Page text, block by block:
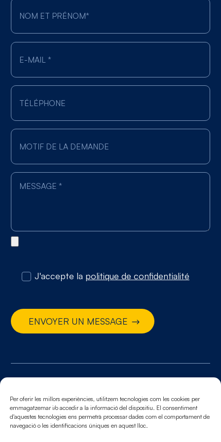
Per oferir les millors experiències, utilitzem tecnologies com les cookies per
emmagatzemar i/o accedir a la informació del dispositiu. El consentiment
d'aquestes tecnologies ens permetrà processar dades com el comportament de
navegació o les identificacions úniques en aquest lloc.
J'accepte la politique de confidentialité
ENVOYER UN MESSAGE
Mentions légales. Politique de cookies. Politique de
confidentialité